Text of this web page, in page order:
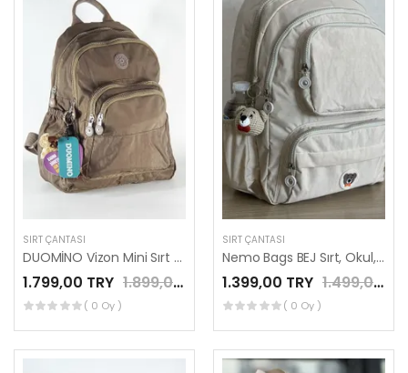
SIRT ÇANTASI
DUOMİNO Vizon Mini Sırt Çantası Su Geçirmez Günlük Kullanım 12″ İnç Tablet Çantası by Nemo Group
1.799,00 TRY 1.899,00 TRY
( 0 Oy )
SIRT ÇANTASI
Nemo Bags BEJ Sırt, Okul, 14 İnç Laptop, Seyahat Çantası Amigurumi Ayıcık Anahtarlık Hediyeli
1.399,00 TRY 1.499,00 TRY
( 0 Oy )